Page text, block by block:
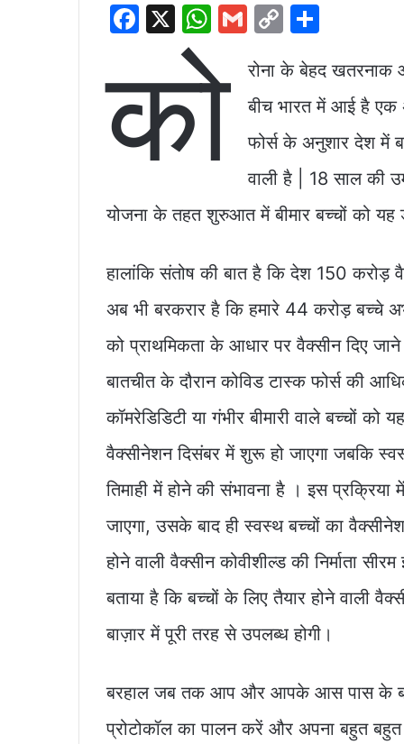
F
c
e
b
o
k
X
W
at
s
p
G
ai
l
C
p
y
Li
n
k
ar
e
को
रोना के बेहद खतरनाक
बीच भारत में आई है
फोर्स के अनुशार देश में
वाली है | 18 साल की
योजना के तहत शुरुआत में बीमार बच्चों को यह
हालांकि संतोष की बात है कि देश 150 करोड़
अब भी बरकरार है कि हमारे 44 करोड़ बच्चे
को प्राथमिकता के आधार पर वैक्सीन दिए
बातचीत के दौरान कोविड टास्क फोर्स की
कॉमरेडिडिटी या गंभीर बीमारी वाले बच्चों
वैक्सीनेशन दिसंबर में शुरू हो जाएगा जबकि
तिमाही में होने की संभावना है । इस
जाएगा, उसके बाद ही स्वस्थ बच्चों का
होने वाली वैक्सीन कोवीशील्ड की निर्माता
बताया है कि बच्चों के लिए तैयार होने वाली
बाज़ार में पूरी तरह से उपलब्ध होगी।
बरहाल जब तक आप और आपके आस पास के
प्रोटोकॉल का पालन करें और अपना बहुत बहुत